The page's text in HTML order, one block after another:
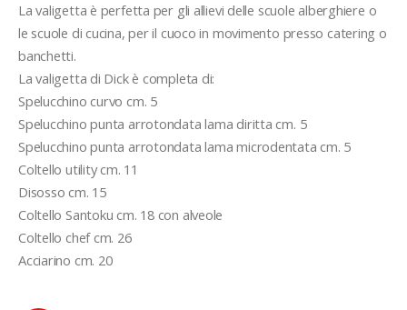
La valigetta è perfetta per gli allievi delle scuole alberghiere o
le scuole di cucina, per il cuoco in movimento presso catering o
banchetti.
La valigetta di Dick è completa di:
Spelucchino curvo cm. 5
Spelucchino punta arrotondata lama diritta cm. 5
Spelucchino punta arrotondata lama microdentata cm. 5
Coltello utility cm. 11
Disosso cm. 15
Coltello Santoku cm. 18 con alveole
Coltello chef cm. 26
Acciarino cm. 20